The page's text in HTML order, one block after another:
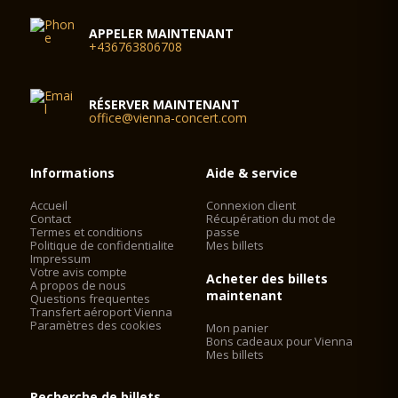
APPELER MAINTENANT
+436763806708
RÉSERVER MAINTENANT
office@vienna-concert.com
Informations
Accueil
Contact
Termes et conditions
Politique de confidentialite
Impressum
Votre avis compte
A propos de nous
Questions frequentes
Transfert aéroport Vienna
Paramètres des cookies
Aide & service
Connexion client
Récupération du mot de
passe
Mes billets
Acheter des billets
maintenant
Mon panier
Bons cadeaux pour Vienna
Mes billets